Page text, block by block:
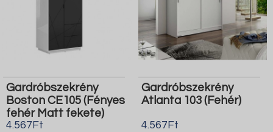
Gardróbszekrény
Boston CE105 (Fényes
fehér Matt fekete)
4.567Ft
Gardróbszekrény
Atlanta 103 (Fehér)
4.567Ft